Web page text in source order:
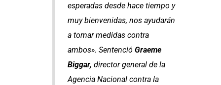
esperadas desde hace tiempo y
muy bienvenidas, nos ayudarán
a tomar medidas contra
ambos». SentencióGraeme
Biggar, director general de la
Agencia Nacional contra la